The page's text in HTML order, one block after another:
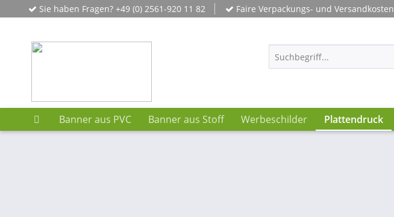
Sie haben Fragen? +49 (0) 2561-920 11 82 Faire Verpackungs- und Versandkosten
Banner aus PVC Banner aus Stoff Werbeschilder Plattendruck